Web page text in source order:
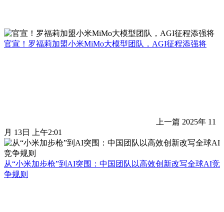
官宣！罗福莉加盟小米MiMo大模型团队，AGI征程添强将
上一篇 2025年 11
月 13日 上午2:01
从“小米加步枪”到AI突围：中国团队以高效创新改写全球AI竞
争规则